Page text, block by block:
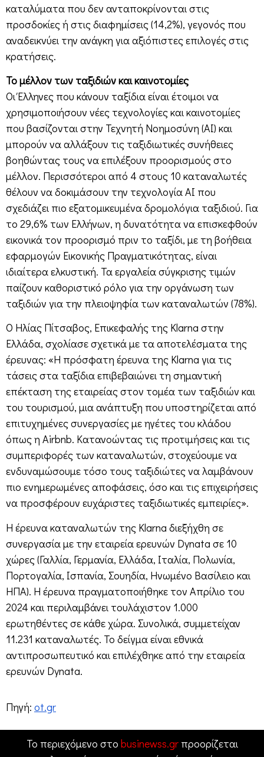
καταλύματα που δεν ανταποκρίνονται στις
προσδοκίες ή στις διαφημίσεις (14,2%), γεγονός που
αναδεικνύει την ανάγκη για αξιόπιστες επιλογές στις
κρατήσεις.
Το μέλλον των ταξιδιών και καινοτομίες
Οι Έλληνες που κάνουν ταξίδια είναι έτοιμοι να
χρησιμοποιήσουν νέες τεχνολογίες και καινοτομίες
που βασίζονται στην Τεχνητή Νοημοσύνη (AI) και
μπορούν να αλλάξουν τις ταξιδιωτικές συνήθειες
βοηθώντας τους να επιλέξουν προορισμούς στο
μέλλον. Περισσότεροι από 4 στους 10 καταναλωτές
θέλουν να δοκιμάσουν την τεχνολογία AI που
σχεδιάζει πιο εξατομικευμένα δρομολόγια ταξιδιού. Για
το 29,6% των Ελλήνων, η δυνατότητα να επισκεφθούν
εικονικά τον προορισμό πριν το ταξίδι, με τη βοήθεια
εφαρμογών Εικονικής Πραγματικότητας, είναι
ιδιαίτερα ελκυστική. Τα εργαλεία σύγκρισης τιμών
παίζουν καθοριστικό ρόλο για την οργάνωση των
ταξιδιών για την πλειοψηφία των καταναλωτών (78%).
Ο Ηλίας Πίτσαβος, Επικεφαλής της Klarna στην
Ελλάδα, σχολίασε σχετικά με τα αποτελέσματα της
έρευνας: «Η πρόσφατη έρευνα της Klarna για τις
τάσεις στα ταξίδια επιβεβαιώνει τη σημαντική
επέκταση της εταιρείας στον τομέα των ταξιδιών και
του τουρισμού, μια ανάπτυξη που υποστηρίζεται από
επιτυχημένες συνεργασίες με ηγέτες του κλάδου
όπως η Airbnb. Κατανοώντας τις προτιμήσεις και τις
συμπεριφορές των καταναλωτών, στοχεύουμε να
ενδυναμώσουμε τόσο τους ταξιδιώτες να λαμβάνουν
πιο ενημερωμένες αποφάσεις, όσο και τις επιχειρήσεις
να προσφέρουν ευχάριστες ταξιδιωτικές εμπειρίες».
Η έρευνα καταναλωτών της Klarna διεξήχθη σε
συνεργασία με την εταιρεία ερευνών Dynata σε 10
χώρες (Γαλλία, Γερμανία, Ελλάδα, Ιταλία, Πολωνία,
Πορτογαλία, Ισπανία, Σουηδία, Ηνωμένο Βασίλειο και
ΗΠΑ). Η έρευνα πραγματοποιήθηκε τον Απρίλιο του
2024 και περιλαμβάνει τουλάχιστον 1.000
ερωτηθέντες σε κάθε χώρα. Συνολικά, συμμετείχαν
11.231 καταναλωτές. Το δείγμα είναι εθνικά
αντιπροσωπευτικό και επιλέχθηκε από την εταιρεία
ερευνών Dynata.
Πηγή: ot.gr
Το περιεχόμενο στο businewss.grπροορίζεται